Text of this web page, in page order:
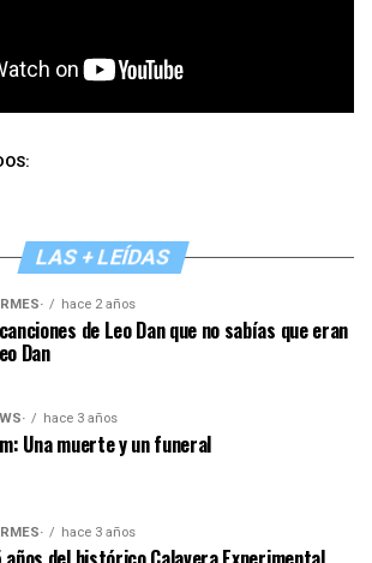
LAS + LEÍDAS
hace 2 años
de Leo Dan que no sabías que eran
Dan
hace 3 años
Una muerte y un funeral
hace 3 años